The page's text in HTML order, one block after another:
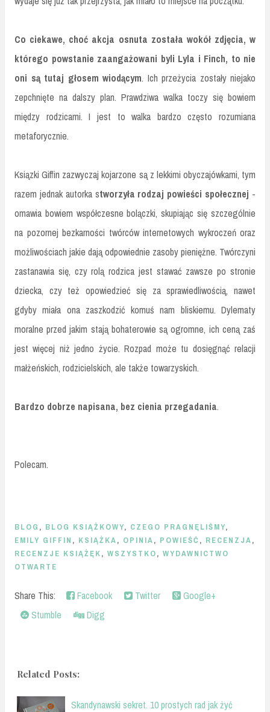
Co ciekawe, choć akcja osnuta została wokół zdjęcia, w
którego powstanie zaangażowani byli Lyla i Finch, to nie
oni są tutaj głosem wiodącym. Ich przeżycia zostały niejako
zepchnięte na dalszy plan. Prawdziwa walka toczy się bowiem
między rodzicami. I jest to walka bardzo często rozumiana
metaforycznie.
Ksiązki Giffin zazwyczaj kojarzone są z lekkimi obyczajówkami, tym
razem jednak autorka stworzyła rodzaj powieści społecznej -
omawia bowiem współczesne bolączki, skupiając się szczególnie
na pozornej bezkarności twórców internetowych wykroczeń oraz
możliwościach jakie dają odpowiednie zasoby pieniężne. Twórczyni
zastanawia się, czy rolą rodzica jest stawać zawsze po stronie
dziecka, czy też opowiedzieć się za sprawiedliwością, nawet
gdyby miała ona zaszkodzić komuś nam bliskiemu. Dylematy
moralne przed jakim stają bohaterowie są ogromne, ich ceną zaś
jest więcej niż jedno życie. Rozpad może tu dosięgnąć relacji
małżeńskich, rodzicielskich, ale także towarzyskich.
Bardzo dobrze napisana, bez cienia przegadania.
Polecam.
BLOG , BLOG KSIĄŻKOWY, CZEGO PRAGNĘLIŚMY,
EMILY GIFFIN , KSIĄŻKA, OPINIA, POWIEŚĆ , RECENZJA,
RECENZJE KSIĄŻĘK, WSZYSTKO, WYDAWNICTWO
OTWARTE
Share This: Facebook Twitter
Google+
Stumble
Digg
Related Posts:
Skandynawski sekret. 10 prostych rad jak żyć